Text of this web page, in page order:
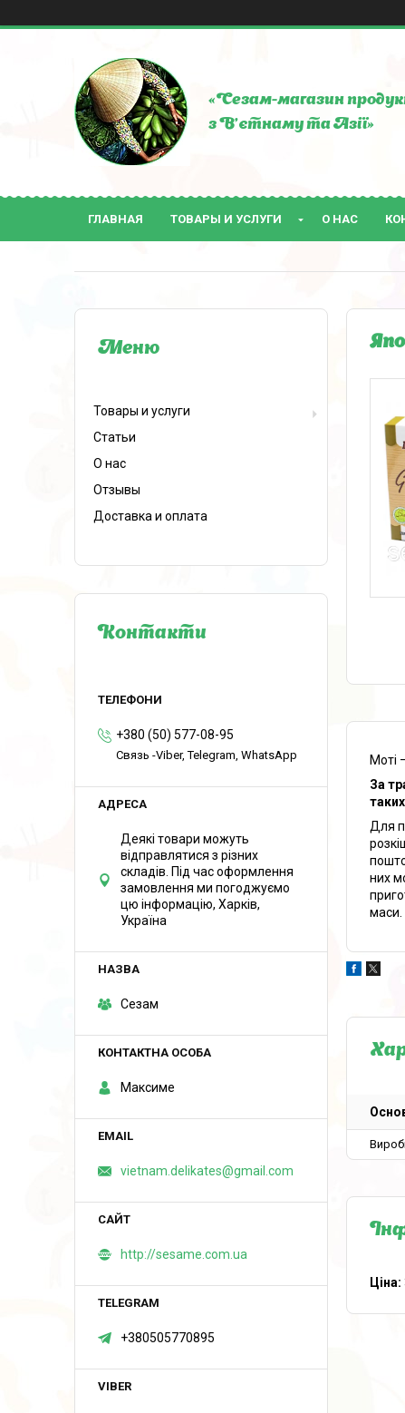
«Сезам-магазин
з В'єтнаму та Азії»
ГЛАВНАЯ ТОВАРЫ И УСЛУГИ О НАС
Моті
За
Для
них
маси.
Ціна:
Товары и услуги
Статьи
О нас
Отзывы
Доставка и оплата
Контакти
+380 (50) 577-08-95
Связь -Viber, Telegram, WhatsApp
Деякі товари можуть
відправлятися з різних
складів. Під час оформлення
замовлення ми погоджуємо
цю інформацію, Харків,
Україна
Сезам
Максиме
vietnam.delikates@gmail.com
http://sesame.com.ua
+380505770895